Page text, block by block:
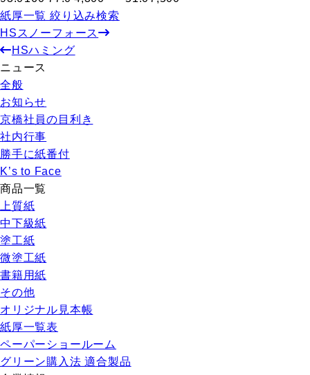
紙厚一覧 絞り込み検索
HSスノーフォース
HSハミング
ニュース
全般
お知らせ
京橋社員の目利き
社内行事
勝手に紙番付
K’s to Face
商品一覧
上質紙
中下級紙
塗工紙
微塗工紙
書籍用紙
その他
オリジナル見本帳
紙厚一覧表
ペーパーショールーム
グリーン購入法 適合製品